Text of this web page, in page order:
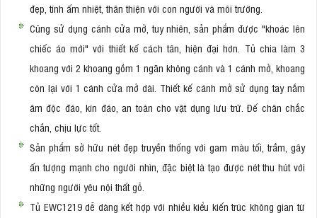
đẹp, tính ấm nhiệt, thân thiện với con người và môi trường.
Cũng sử dụng cánh cửa mở, tuy nhiên, sản phẩm được "khoác lên
chiếc áo mới" với thiết kế cách tân, hiện đại hơn. Tủ chia làm 3
khoang với 2 khoang gồm 1 ngăn không cánh và 1 cánh mở, khoang
còn lại với 1 cánh cửa mở dài. Thiết kế cánh mở sử dụng tay nắm
âm độc đáo, kín đáo, an toàn cho vật dụng lưu trữ. Đế chân chắc
chắn, chịu lực tốt.
Sản phẩm sở hữu nét đẹp truyền thống với gam màu tối, trầm, gây
ấn tượng mạnh cho người nhìn, đặc biệt là tạo được nét thu hút với
những người yêu nội thất gỗ.
Tủ EWC1219 dễ dàng kết hợp với nhiều kiểu kiến trúc không gian từ